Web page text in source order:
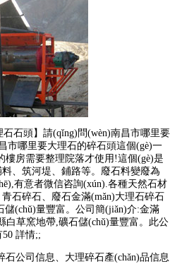
石頭】請(qǐng)問(wèn)南昌市哪里要
市哪里要大理石的碎石頭這個(gè)一
房需要整理院落才使用!這個(gè)是
、筑河堤、鋪路等。廢石料變廢為
有意者微信咨詢(xún).各種天然石材
石碎石、廢石金滿(mǎn)大理石碎石
量豐富。公司簡(jiǎn)介:金滿
白草窯地帶,礦石儲(chǔ)量豐富。此公
50 詳情;;
司信息、大理碎石產(chǎn)品信息